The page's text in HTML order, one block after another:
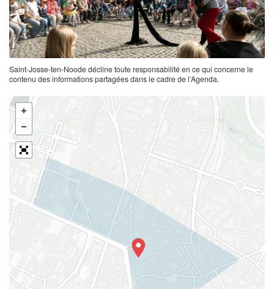
Saint-Josse-ten-Noode décline toute responsabilité en ce qui concerne le
contenu des informations partagées dans le cadre de l’Agenda.